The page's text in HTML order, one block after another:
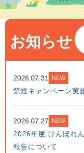
お知らせ
2026.07.31 NEW
禁煙キャンペーン実
2026.07.27 NEW
2026年度 けんぽれ
報告について